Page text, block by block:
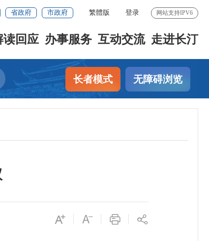
省政府 市政府 繁體版 登录 网站支持IPV6
读回应 办事服务 互动交流 走进长汀
长者模式 无障碍浏览